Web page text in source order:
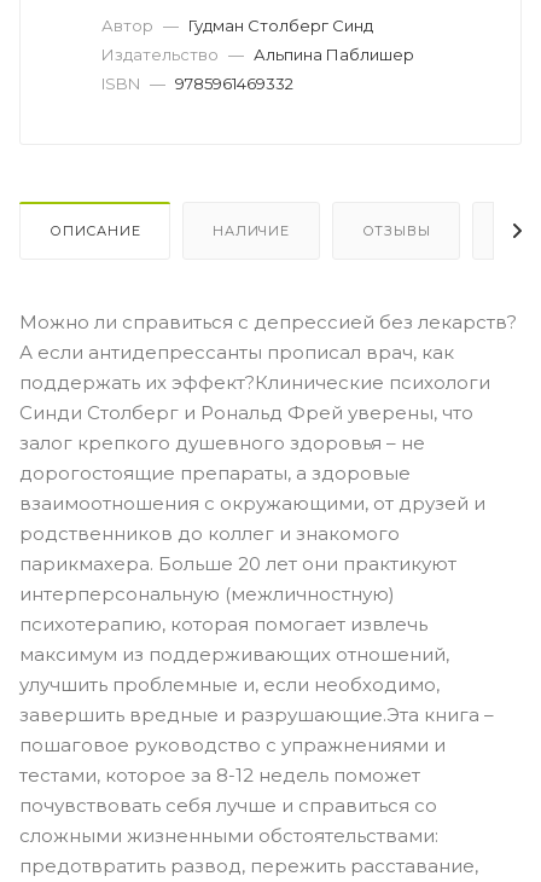
Автор — Гудман Столберг Синд
Издательство — Альпина Паблишер
ISBN — 9785961469332
ОПИСАНИЕ НАЛИЧИЕ ОТЗЫВЫ
Можно ли справиться с депрессией без лекарств?
А если антидепрессанты прописал врач, как
поддержать их эффект?Клинические психологи
Синди Столберг и Рональд Фрей уверены, что
залог крепкого душевного здоровья – не
дорогостоящие препараты, а здоровые
взаимоотношения с окружающими, от друзей и
родственников до коллег и знакомого
парикмахера. Больше 20 лет они практикуют
интерперсональную (межличностную)
психотерапию, которая помогает извлечь
максимум из поддерживающих отношений,
улучшить проблемные и, если необходимо,
завершить вредные и разрушающие.Эта книга –
пошаговое руководство с упражнениями и
тестами, которое за 8-12 недель поможет
почувствовать себя лучше и справиться со
сложными жизненными обстоятельствами:
предотвратить развод, пережить расставание,